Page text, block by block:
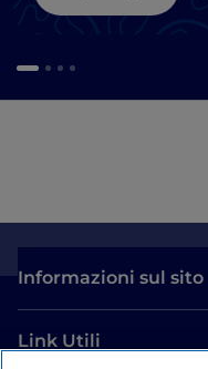
Informazioni sul sito
Link Utili